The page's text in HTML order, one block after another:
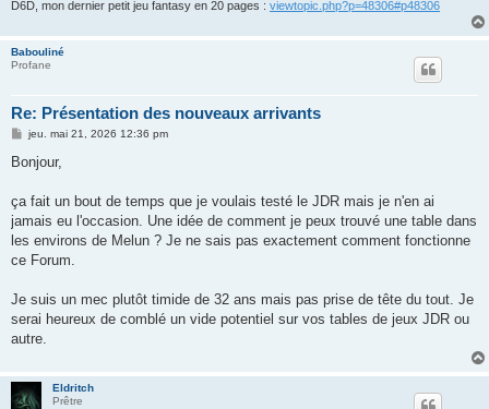
D6D, mon dernier petit jeu fantasy en 20 pages : viewtopic.php?p=48306#p48306
Babouliné
Profane
Re: Présentation des nouveaux arrivants
M
s
g
jeu. mai 21, 2026 12:36 pm
Bonjour,
ça fait un bout de temps que je voulais testé le JDR mais je n'en ai
jamais eu l'occasion. Une idée de comment je peux trouvé une table dans
les environs de Melun ? Je ne sais pas exactement comment fonctionne
ce Forum.
Je suis un mec plutôt timide de 32 ans mais pas prise de tête du tout. Je
serai heureux de comblé un vide potentiel sur vos tables de jeux JDR ou
autre.
Eldritch
Prêtre